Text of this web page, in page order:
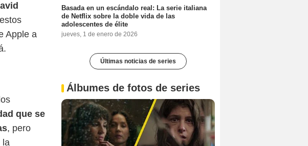
Apple a
que se
, pero
la
Basada en un escándalo real: La serie italiana
de Netflix sobre la doble vida de las
adolescentes de élite
jueves, 1 de enero de 2026
Últimas noticias de series
Álbumes de fotos de series